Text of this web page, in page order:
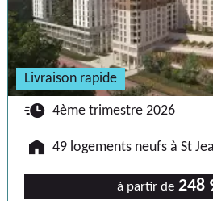
Livraison rapide
🕐 4ème trimestre 2026
🏠 49 logements neufs à St
à partir de 248